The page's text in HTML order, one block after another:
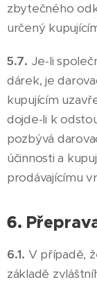
zbytečného
určený
5.7. Je-li
dárek, je
kupujícím
dojde-li k
pozbývá
účinnosti a
prodávajícímu
6.
6.1. V případě,
základě